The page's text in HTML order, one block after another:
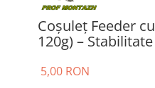
Coșuleț Feeder
120g) –
5,00 RON